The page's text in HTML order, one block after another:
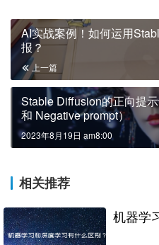
AI实战案例！如何运用
报？
上一篇
Stable Diffusion的正向提
和 Negative prompt）
2023年8月19日 am8:00
相关推荐
机器学